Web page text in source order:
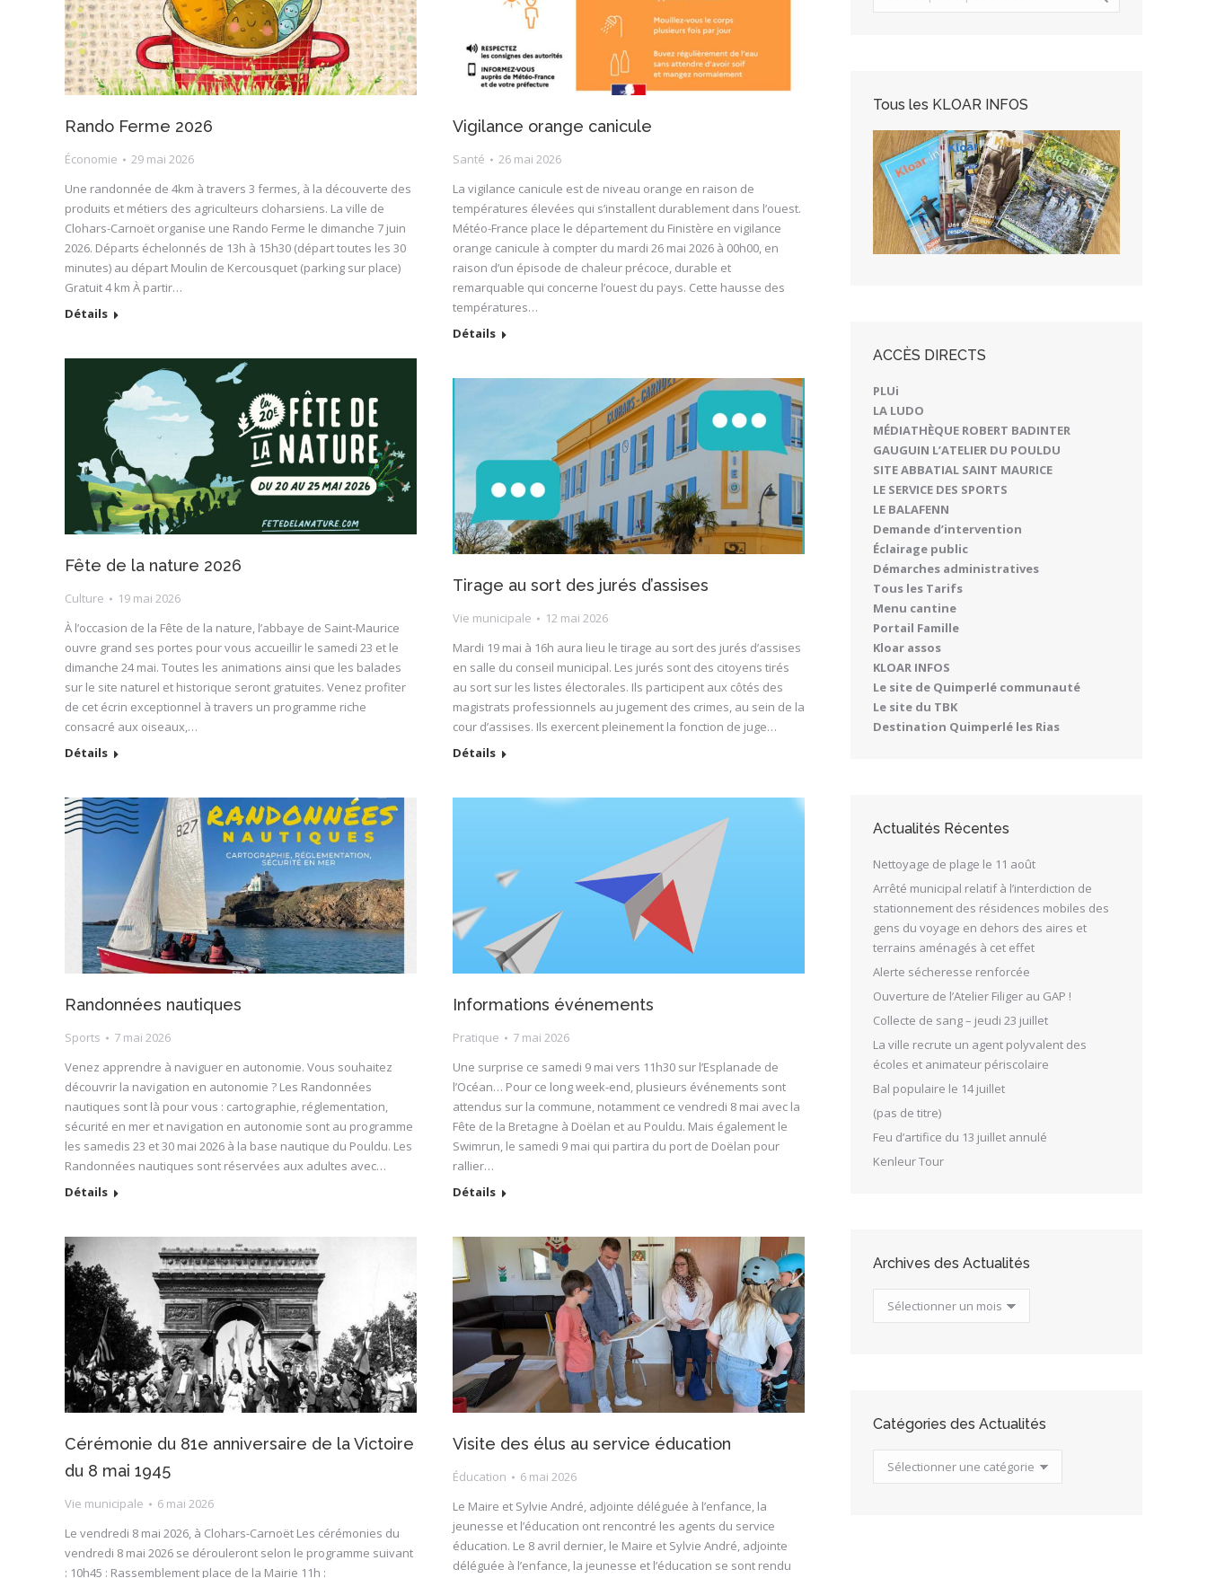
Rando Ferme 2026
Économie
29 mai 2026
Une randonnée de 4km à travers 3 fermes, à la découverte des
produits et métiers des agriculteurs cloharsiens. La ville de
Clohars-Carnoët organise une Rando Ferme le dimanche 7 juin
2026. Départs échelonnés de 13h à 15h30 (départ toutes les 30
minutes) au départ Moulin de Kercousquet (parking sur place)
Gratuit 4 km À partir…
Détails
Vigilance orange canicule
Santé
26 mai 2026
La vigilance canicule est de niveau orange en raison de
températures élevées qui s’installent durablement dans l’ouest.
Météo-France place le département du Finistère en vigilance
orange canicule à compter du mardi 26 mai 2026 à 00h00, en
raison d’un épisode de chaleur précoce, durable et
remarquable qui concerne l’ouest du pays. Cette hausse des
températures…
Détails
Fête de la nature 2026
Culture
19 mai 2026
À l’occasion de la Fête de la nature, l’abbaye de Saint-Maurice
ouvre grand ses portes pour vous accueillir le samedi 23 et le
dimanche 24 mai. Toutes les animations ainsi que les balades
sur le site naturel et historique seront gratuites. Venez profiter
de cet écrin exceptionnel à travers un programme riche
consacré aux oiseaux,…
Détails
Tirage au sort des jurés d’assises
Vie municipale
12 mai 2026
Mardi 19 mai à 16h aura lieu le tirage au sort des jurés d’assises
en salle du conseil municipal. Les jurés sont des citoyens tirés
au sort sur les listes électorales. Ils participent aux côtés des
magistrats professionnels au jugement des crimes, au sein de la
cour d’assises. Ils exercent pleinement la fonction de juge…
Détails
Randonnées nautiques
Sports
7 mai 2026
Venez apprendre à naviguer en autonomie. Vous souhaitez
découvrir la navigation en autonomie ? Les Randonnées
nautiques sont là pour vous : cartographie, réglementation,
sécurité en mer et navigation en autonomie sont au programme
les samedis 23 et 30 mai 2026 à la base nautique du Pouldu. Les
Randonnées nautiques sont réservées aux adultes avec…
Détails
Informations événements
Pratique
7 mai 2026
Une surprise ce samedi 9 mai vers 11h30 sur l’Esplanade de
l’Océan… Pour ce long week-end, plusieurs événements sont
attendus sur la commune, notamment ce vendredi 8 mai avec la
Fête de la Bretagne à Doëlan et au Pouldu. Mais également le
Swimrun, le samedi 9 mai qui partira du port de Doëlan pour
rallier…
Détails
Cérémonie du 81e anniversaire de la Victoire
du 8 mai 1945
Vie municipale
6 mai 2026
Le vendredi 8 mai 2026, à Clohars-Carnoët Les cérémonies du
vendredi 8 mai 2026 se dérouleront selon le programme suivant
: 10h45 : Rassemblement place de la Mairie 11h :
Visite des élus au service éducation
Éducation
6 mai 2026
Le Maire et Sylvie André, adjointe déléguée à l’enfance, la
jeunesse et l’éducation ont rencontré les agents du service
éducation. Le 8 avril dernier, le Maire et Sylvie André, adjointe
déléguée à l’enfance, la jeunesse et l’éducation se sont rendu
Tous les KLOAR INFOS
ACCÈS DIRECTS
PLUi
LA LUDO
MÉDIATHÈQUE ROBERT BADINTER
GAUGUIN L’ATELIER DU POULDU
SITE ABBATIAL SAINT MAURICE
LE SERVICE DES SPORTS
LE BALAFENN
Demande d’intervention
Éclairage public
Démarches administratives
Tous les Tarifs
Menu cantine
Portail Famille
Kloar assos
KLOAR INFOS
Le site de Quimperlé communauté
Le site du TBK
Destination Quimperlé les Rias
Actualités Récentes
Nettoyage de plage le 11 août
Arrêté municipal relatif à l’interdiction de
stationnement des résidences mobiles des
gens du voyage en dehors des aires et
terrains aménagés à cet effet
Alerte sécheresse renforcée
Ouverture de l’Atelier Filiger au GAP !
Collecte de sang – jeudi 23 juillet
La ville recrute un agent polyvalent des
écoles et animateur périscolaire
Bal populaire le 14 juillet
(pas de titre)
Feu d’artifice du 13 juillet annulé
Kenleur Tour
Archives des Actualités
Archives
des
Catégories des Actualités
Catégories
des